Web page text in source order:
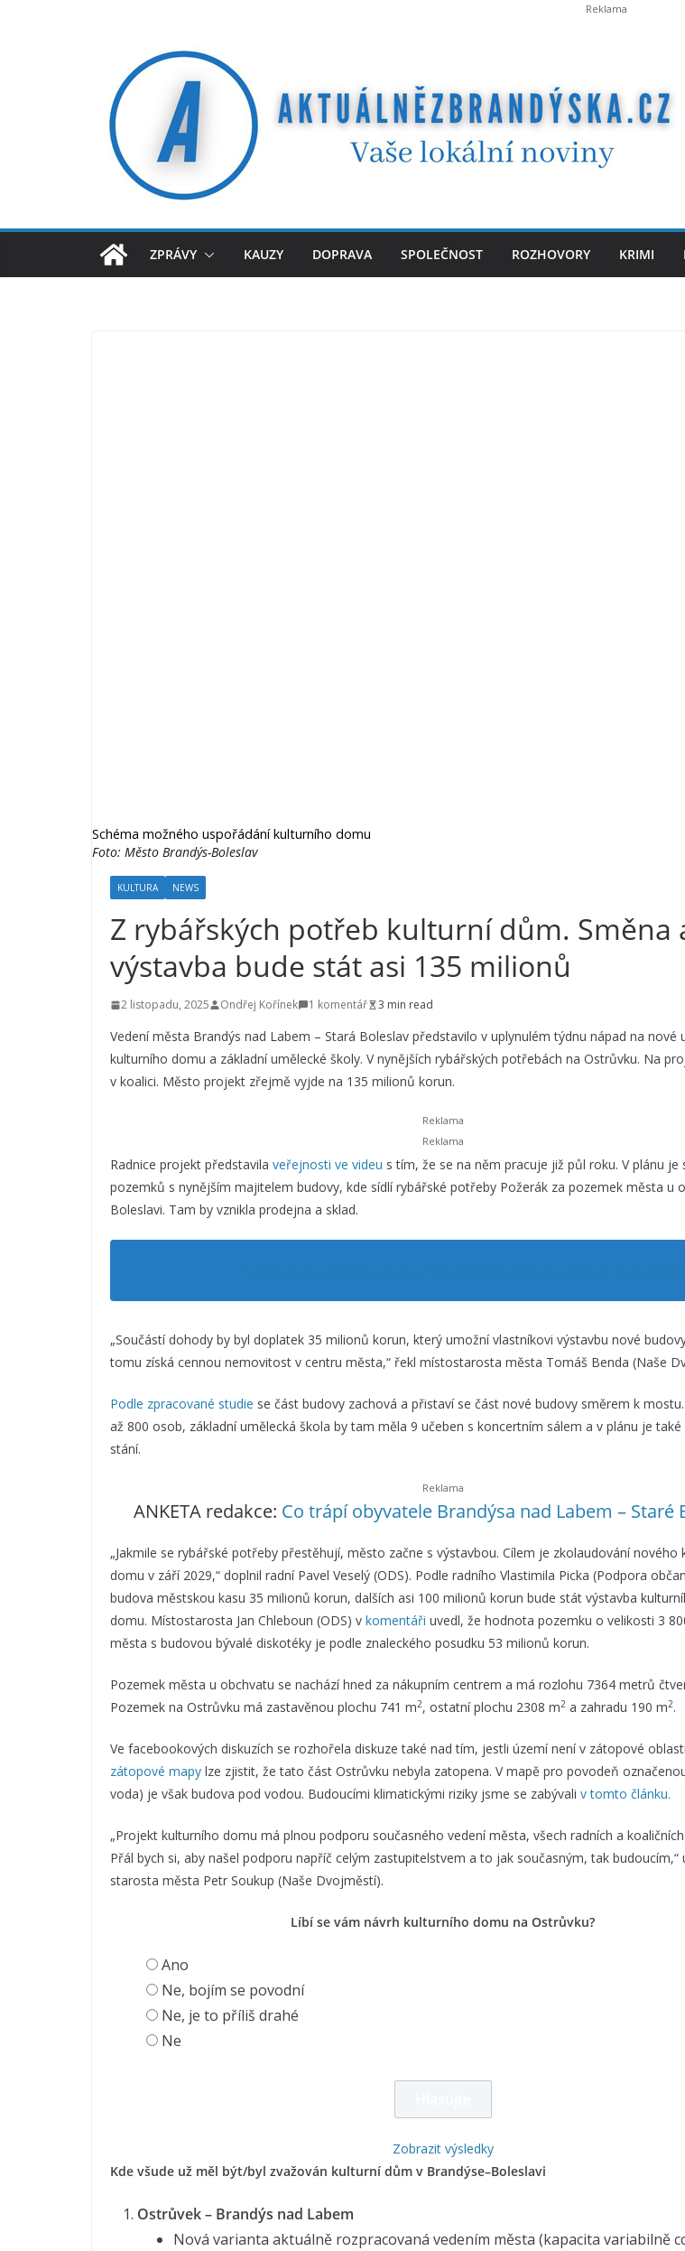
ZPRÁVY KAUZY DOPRAVA SPOLEČNOST ROZHOVORY KRIMI
Schéma možného uspořádání kulturního domu
Foto: Město Brandýs-Boleslav
KULTURA NEWS
Z rybářských potřeb kulturní dům. Směna
výstavba bude stát asi 135 milionů
2 listopadu, 2025 Ondřej Kořínek 1 komentář 3 min read
Vedení města Brandýs nad Labem – Stará Boleslav představilo v uplynulém týdnu nápad na nové
kulturního domu a základní umělecké školy. V nynějších rybářských potřebách na Ostrůvku. Na
v koalici. Město projekt zřejmě vyjde na 135 milionů korun.
Radnice projekt představila veřejnosti ve videu s tím, že se na něm pracuje již půl roku. V plánu je
pozemků s nynějším majitelem budovy, kde sídlí rybářské potřeby Požerák za pozemek města u
Boleslavi. Tam by vznikla prodejna a sklad.
„Součástí dohody by byl doplatek 35 milionů korun, který umožní vlastníkovi výstavbu nové
tomu získá cennou nemovitost v centru města,“ řekl místostarosta města Tomáš Benda (Naše
Podle zpracované studie se část budovy zachová a přistaví se část nové budovy směrem k
až 800 osob, základní umělecká škola by tam měla 9 učeben s koncertním sálem a v plánu je také
stání.
ANKETA redakce: Co trápí obyvatele Brandýsa nad Labem – Staré
„Jakmile se rybářské potřeby přestěhují, město začne s výstavbou. Cílem je zkolaudování nového
domu v září 2029,“ doplnil radní Pavel Veselý (ODS). Podle radního Vlastimila Picka (Podpora
budova městskou kasu 35 milionů korun, dalších asi 100 milionů korun bude stát výstavba
domu. Místostarosta Jan Chleboun (ODS) v komentáři uvedl, že hodnota pozemku o velikosti 3
města s budovou bývalé diskotéky je podle znaleckého posudku 53 milionů korun.
Pozemek města u obchvatu se nachází hned za nákupním centrem a má rozlohu 7364 metrů
Pozemek na Ostrůvku má zastavěnou plochu 741 m2, ostatní plochu 2308 m2 a zahradu 190 m2.
Ve facebookových diskuzích se rozhořela diskuze také nad tím, jestli území není v zátopové
zátopové mapy lze zjistit, že tato část Ostrůvku nebyla zatopena. V mapě pro povodeň
voda) je však budova pod vodou. Budoucími klimatickými riziky jsme se zabývali v tomto článku.
„Projekt kulturního domu má plnou podporu současného vedení města, všech radních a
Přál bych si, aby našel podporu napříč celým zastupitelstvem a to jak současným, tak budoucím,“
starosta města Petr Soukup (Naše Dvojměstí).
Líbí se vám návrh kulturního domu na Ostrůvku?
Ano
Ne, bojím se povodní
Ne, je to příliš drahé
Ne
Zobrazit výsledky
Kde všude už měl být/byl zvažován kulturní dům v Brandýse–Boleslavi
Ostrůvek – Brandýs nad Labem
Nová varianta aktuálně rozpracovaná vedením města (kapacita variabilně